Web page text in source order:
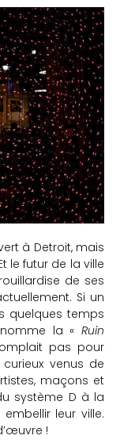
à Detroit, mais
le futur de la ville
de ses
Si un
quelques temps
la « Ruin
pas pour
venus de
maçons et
système D à la
leur ville.
!